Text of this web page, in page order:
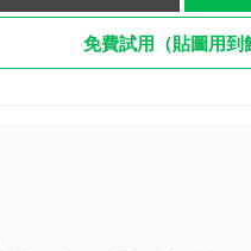
免費試用（貼圖用到